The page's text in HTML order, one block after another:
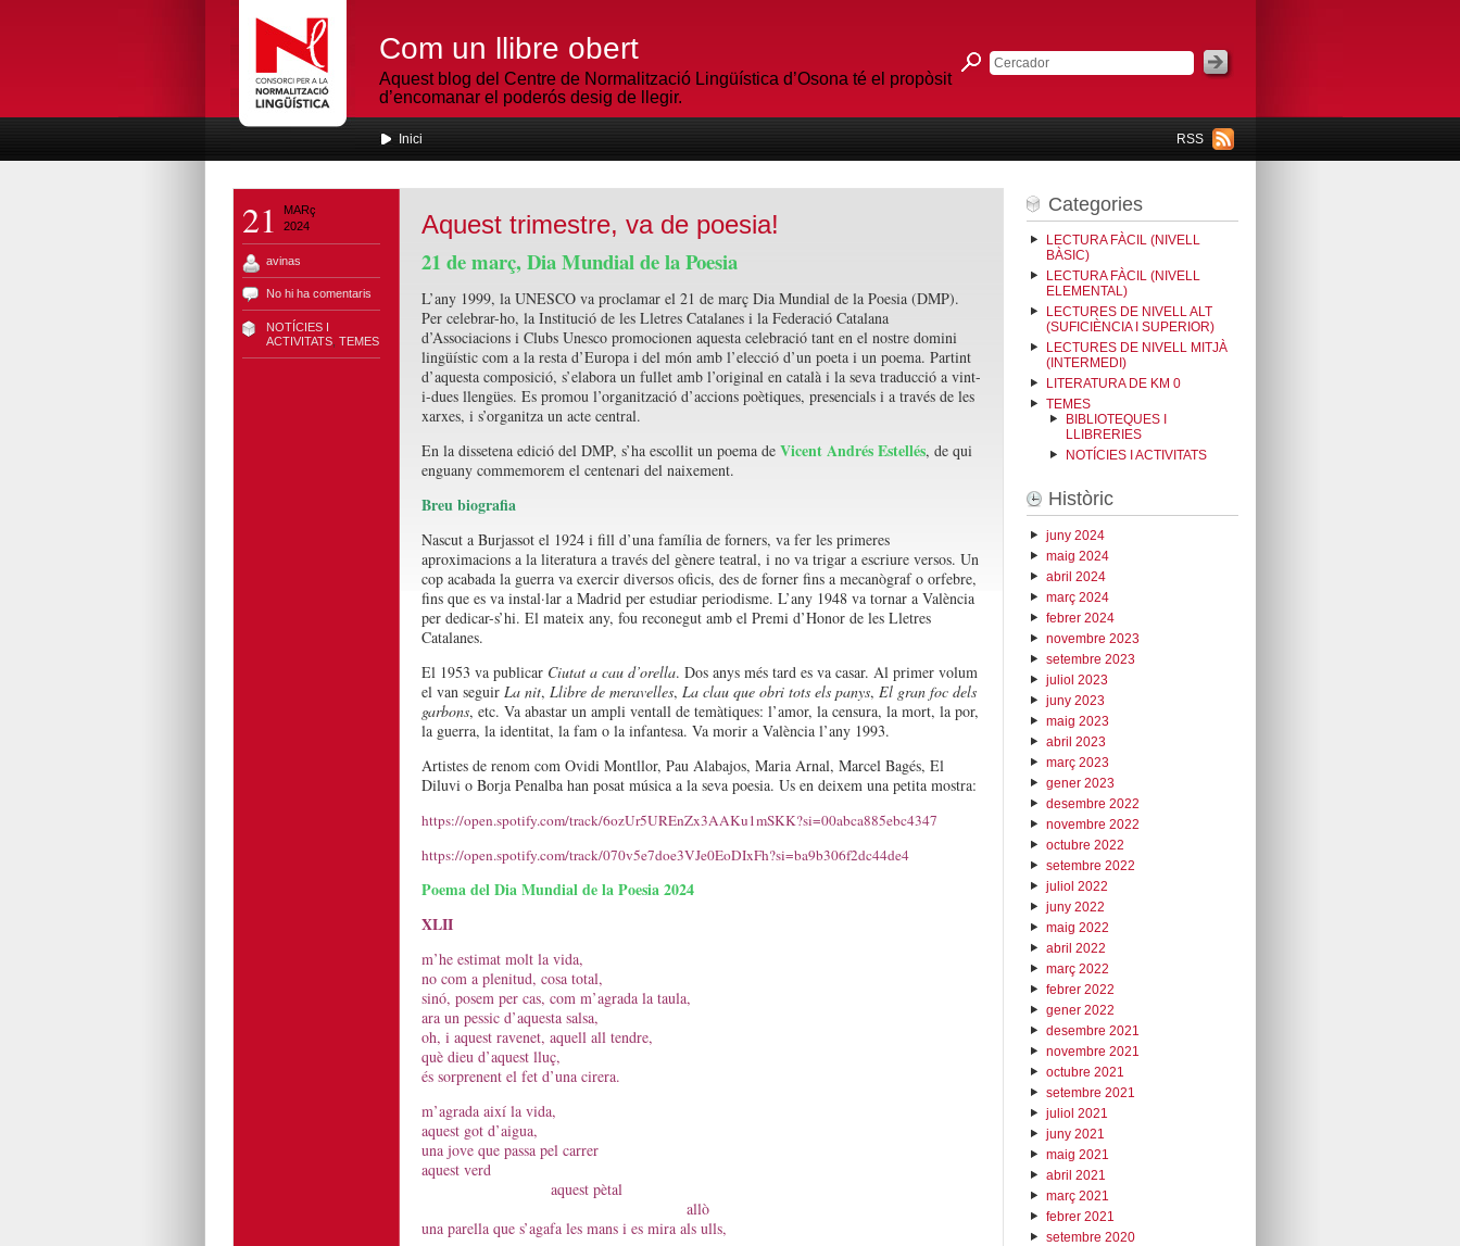
Com un llibre obert
Aquest blog del Centre de Normalització Lingüística d’Osona té el propòsit
d’encomanar el poderós desig de llegir.
RSS
Inici
21
MARç
2024
avinas
No hi ha comentaris
NOTÍCIES I
ACTIVITATS, TEMES
Aquest trimestre, va de poesia!
21 de març, Dia Mundial de la Poesia
L’any 1999, la UNESCO va proclamar el 21 de març Dia Mundial de la Poesia (DMP).
Per celebrar-ho, la Institució de les Lletres Catalanes i la Federació Catalana
d’Associacions i Clubs Unesco promocionen aquesta celebració tant en el nostre domini
lingüístic com a la resta d’Europa i del món amb l’elecció d’un poeta i un poema. Partint
d’aquesta composició, s’elabora un fullet amb l’original en català i la seva traducció a vint-
i-dues llengües. Es promou l’organització d’accions poètiques, presencials i a través de les
xarxes, i s’organitza un acte central.
En la dissetena edició del DMP, s’ha escollit un poema de Vicent Andrés Estellés, de qui
enguany commemorem el centenari del naixement.
Breu biografia
Nascut a Burjassot el 1924 i fill d’una família de forners, va fer les primeres
aproximacions a la literatura a través del gènere teatral, i no va trigar a escriure versos. Un
cop acabada la guerra va exercir diversos oficis, des de forner fins a mecanògraf o orfebre,
fins que es va instal·lar a Madrid per estudiar periodisme. L’any 1948 va tornar a València
per dedicar-s’hi. El mateix any, fou reconegut amb el Premi d’Honor de les Lletres
Catalanes.
El 1953 va publicar Ciutat a cau d’orella. Dos anys més tard es va casar. Al primer volum
el van seguir La nit, Llibre de meravelles, La clau que obri tots els panys, El gran foc dels
garbons, etc. Va abastar un ampli ventall de temàtiques: l’amor, la censura, la mort, la por,
la guerra, la identitat, la fam o la infantesa. Va morir a València l’any 1993.
Artistes de renom com Ovidi Montllor, Pau Alabajos, Maria Arnal, Marcel Bagés, El
Diluvi o Borja Penalba han posat música a la seva poesia. Us en deixem una petita mostra:
https://open.spotify.com/track/6ozUr5UREnZx3AAKu1mSKK?si=00abca885ebc4347
https://open.spotify.com/track/070v5e7doe3VJe0EoDIxFh?si=ba9b306f2dc44de4
Poema del Dia Mundial de la Poesia 2024
XLII
m’he estimat molt la vida,
no com a plenitud, cosa total,
sinó, posem per cas, com m’agrada la taula,
ara un pessic d’aquesta salsa,
oh, i aquest ravenet, aquell all tendre,
què dieu d’aquest lluç,
és sorprenent el fet d’una cirera.
m’agrada així la vida,
aquest got d’aigua,
una jove que passa pel carrer
aquest verd
aquest pètal
allò
una parella que s’agafa les mans i es mira als ulls,
Categories
LECTURA FÀCIL (NIVELL
BÀSIC)
LECTURA FÀCIL (NIVELL
ELEMENTAL)
LECTURES DE NIVELL ALT
(SUFICIÈNCIA I SUPERIOR)
LECTURES DE NIVELL MITJÀ
(INTERMEDI)
LITERATURA DE KM 0
TEMES
BIBLIOTEQUES I
LLIBRERIES
NOTÍCIES I ACTIVITATS
Històric
juny 2024
maig 2024
abril 2024
març 2024
febrer 2024
novembre 2023
setembre 2023
juliol 2023
juny 2023
maig 2023
abril 2023
març 2023
gener 2023
desembre 2022
novembre 2022
octubre 2022
setembre 2022
juliol 2022
juny 2022
maig 2022
abril 2022
març 2022
febrer 2022
gener 2022
desembre 2021
novembre 2021
octubre 2021
setembre 2021
juliol 2021
juny 2021
maig 2021
abril 2021
març 2021
febrer 2021
setembre 2020